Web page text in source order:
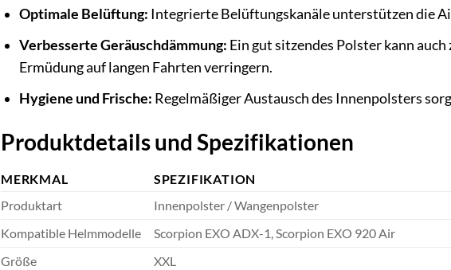
Optimale Belüftung: Integrierte Belüftungskanäle unterstützen die
Verbesserte Geräuschdämmung: Ein gut sitzendes Polster kann
Ermüdung auf langen Fahrten verringern.
Hygiene und Frische: Regelmäßiger Austausch des Innenpolsters
Produktdetails und Spezifikationen
MERKMAL
SPEZIFIKATION
Produktart
Innenpolster / Wangenpolster
Kompatible Helmmodelle
Scorpion EXO ADX-1, Scorpion EXO 920 Air
Größe
XXL